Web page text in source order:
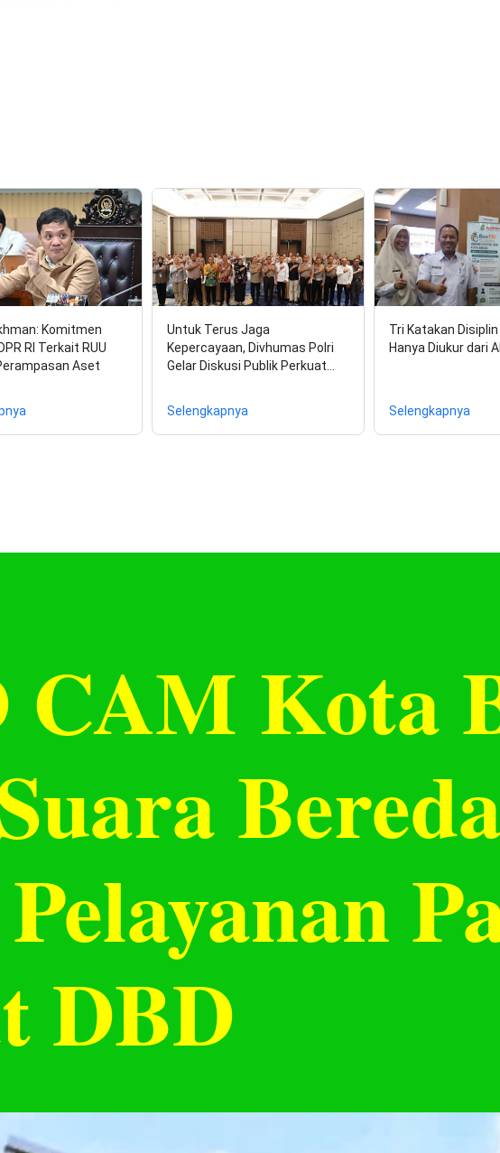
Komitmen
RI Terkait RUU
Aset
Untuk Terus Jaga
Kepercayaan, Divhumas Polri
Gelar Diskusi Publik Perkuat…
Selengkapnya
Tri Katakan
Hanya Diukur dari
Selengkapnya
CAM Kota
DBD